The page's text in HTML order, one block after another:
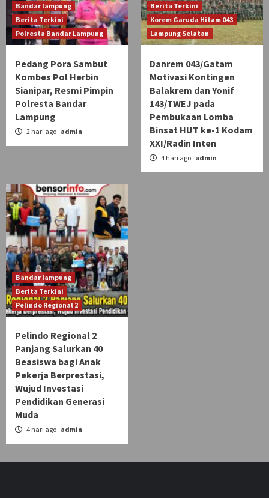
Bandar lampung
Berita Terkini
Polresta Bandar Lampung
Pedang Pora Sambut
Kombes Pol Herbin
Sianipar, Resmi Pimpin
Polresta Bandar
Lampung
2 hari ago admin
Berita Terkini
Korem Garuda Hitam 043
Lampung Selatan
Danrem 043/Gatam
Motivasi Kontingen
Balakrem dan Yonif
143/TWEJ pada
Pembukaan Lomba
Binsat HUT ke-1 Kodam
XXI/Radin Inten
4 hari ago admin
Bandar lampung
Berita Terkini
Pelindo Regional 2
Pelindo Regional 2
Panjang Salurkan 40
Beasiswa bagi Anak
Pekerja Berprestasi,
Wujud Investasi
Pendidikan Generasi
Muda
4 hari ago admin